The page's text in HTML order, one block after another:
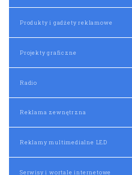
Produkty i gadżety reklamowe
Projekty graficzne
Radio
Reklama zewnętrzna
Reklamy multimedialne LED
Serwisy i wortale internetowe